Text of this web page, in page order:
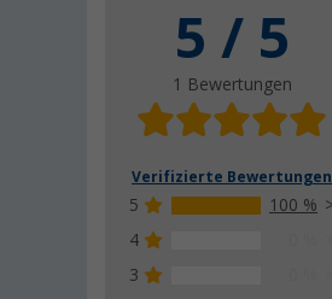
5 / 5
1 Bewertungen
Verifizierte Bewertungen
5
100 %
4
3